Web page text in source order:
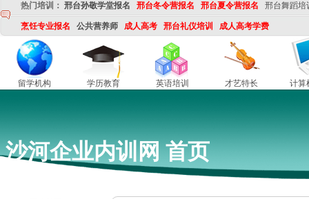
热门培训： 邢台孙敬学堂报名 邢台冬令营报名 邢台夏令营报名 邢台舞蹈培
烹饪专业报名 公共营养师 成人高考 邢台礼仪培训 成人高考学费
留学机构 学历教育 英语培训 才艺特长 计算
沙河企业内训网 首页